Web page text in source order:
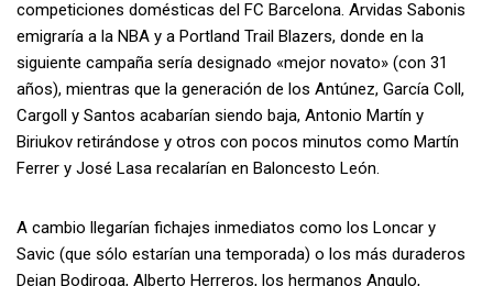
competiciones domésticas del FC Barcelona. Arvidas Sabonis
emigraría a la NBA y a Portland Trail Blazers, donde en la
siguiente campaña sería designado «mejor novato» (con 31
años), mientras que la generación de los Antúnez, García Coll,
Cargoll y Santos acabarían siendo baja, Antonio Martín y
Biriukov retirándose y otros con pocos minutos como Martín
Ferrer y José Lasa recalarían en Baloncesto León.
A cambio llegarían fichajes inmediatos como los Loncar y
Savic (que sólo estarían una temporada) o los más duraderos
Dejan Bodiroga, Alberto Herreros, los hermanos Angulo,